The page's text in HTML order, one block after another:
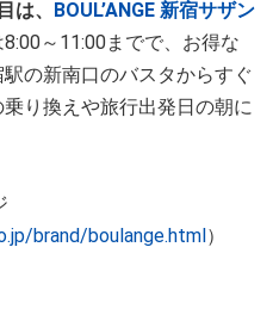
は、
BOUL’ANGE 新宿サザン
～11:00までで、お得な
の新南口のバスタからすぐ
り換えや旅行出発日の朝に
brand/boulange.html ）